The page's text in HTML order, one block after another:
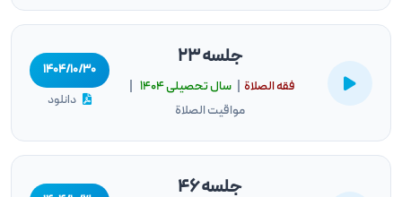
جلسه 23
فقه الصلاة سال تحصيلى ۱۴۰۴
مواقیت الصلاة
۱۴۰۴/۱۰/۳۰
دانلود
جلسه 46